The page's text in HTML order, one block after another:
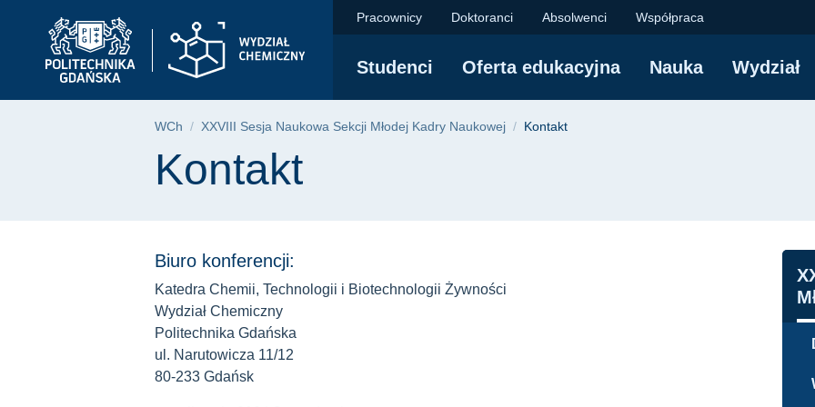
głównego
wyszukiwarki
Kontakt | Wydział Chemiczny
Pracownicy Doktoranci Absolwenci Współpraca
Studenci Oferta edukacyjna Nauka Wydział
Ścieżka nawigacyjna
WCh XXVIII Sesja Naukowa Sekcji Młodej Kadry Naukowej Kontakt
Treść strony
Kontakt
Biuro konferencji:
Katedra Chemii, Technologii i Biotechnologii Żywności
Wydział Chemiczny
Politechnika Gdańska
ul. Narutowicza 11/12
80-233 Gdańsk